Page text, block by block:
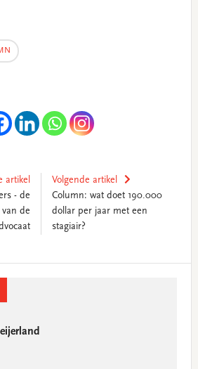
artikel
- de
de
Volgende artikel
Column: wat doet 190.000
dollar per jaar met een
stagiair?